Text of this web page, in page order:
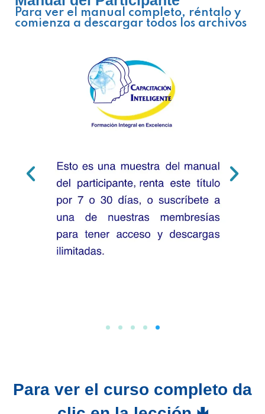
Para ver el manual completo, réntalo y
comienza a descargar todos los archivos
Para ver el curso completo da